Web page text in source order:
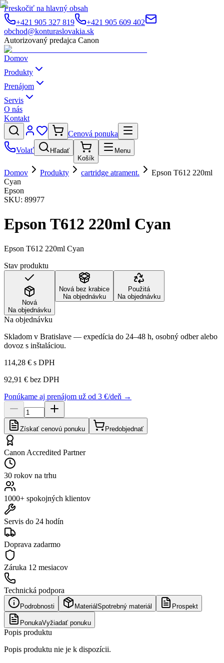
Preskočiť na hlavný obsah
+421 905 327 819
+421 905 609 402
obchod@konturaslovakia.sk
Autorizovaný predajca Canon
Domov
Produkty
Prenájom
Servis
O nás
Kontakt
Cenová ponuka
Volať
Hľadať
Košík
Menu
Domov Produkty cartridge atrament.
Epson T612 220ml
Cyan
Epson
SKU: 89977
Epson T612 220ml Cyan
Epson T612 220ml Cyan
Stav produktu
Nová
Na objednávku
Nová bez krabice
Na objednávku
Použitá
Na objednávku
Na objednávku
Skladom v Bratislave — expedícia do 24–48 h, osobný odber alebo
dovoz s inštaláciou.
114,28 € s DPH
92,91 € bez DPH
Ponúkame aj prenájom už od 3 €/deň →
Získať cenovú ponuku Predobjednať
Canon Accredited Partner
30 rokov na trhu
1000+ spokojných klientov
Servis do 24 hodín
Doprava zadarmo
Záruka 12 mesiacov
Technická podpora
Podrobnosti Materiál Spotrebný materiál Prospekt
PonukaVyžiadať ponuku
Popis produktu
Popis produktu nie je k dispozícii.